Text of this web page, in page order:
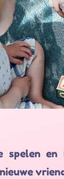
spelen